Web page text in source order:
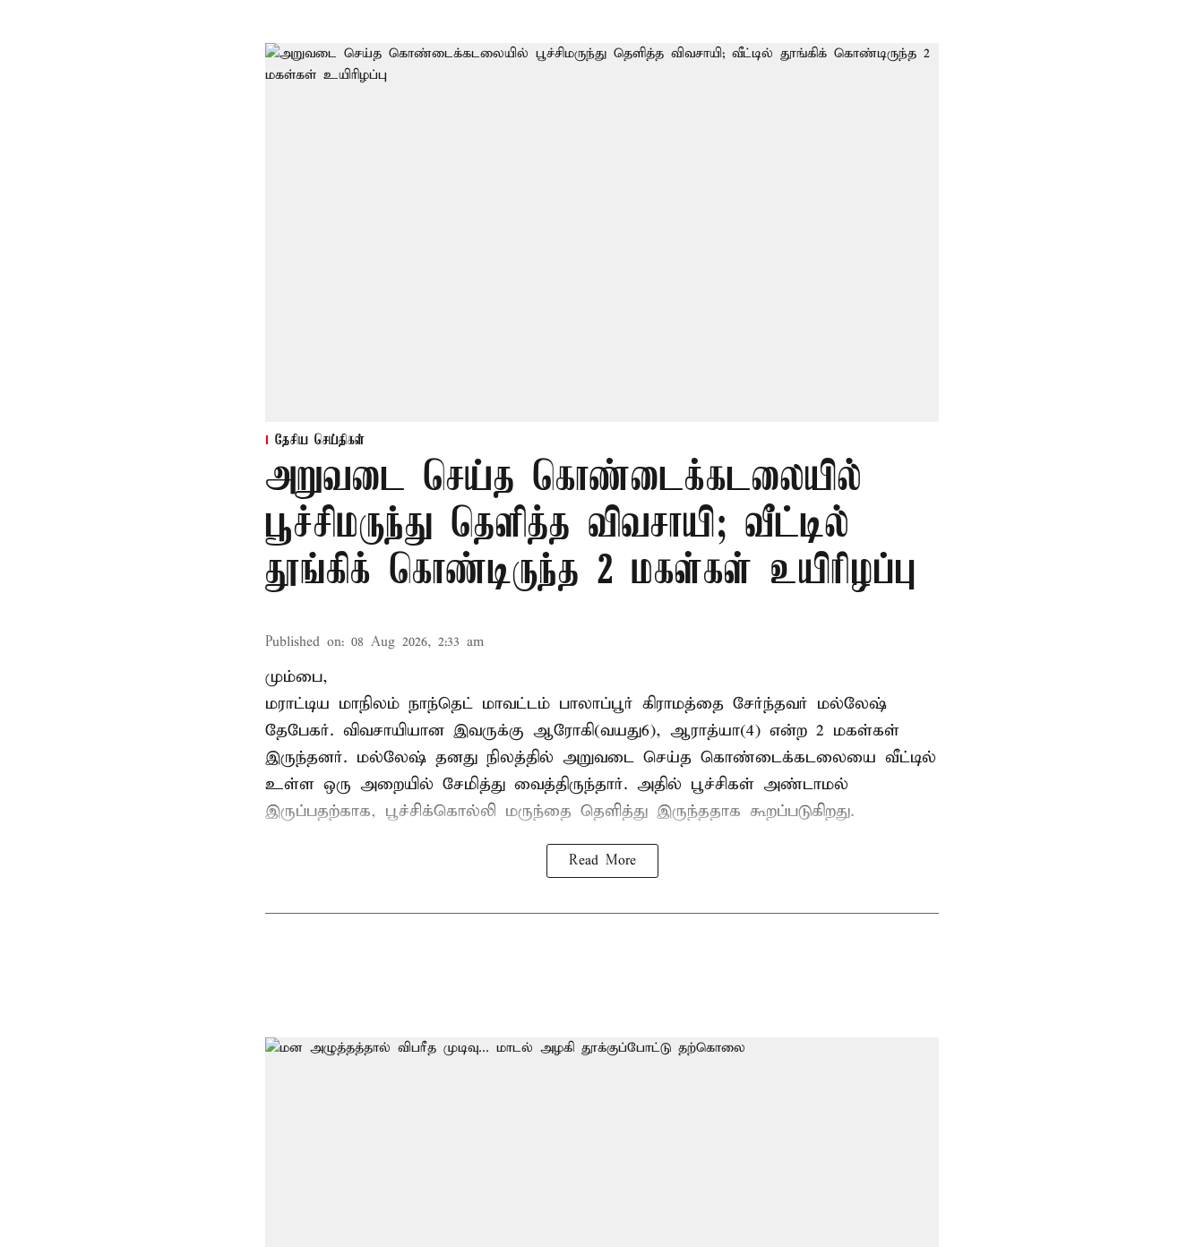
தேசிய செய்திகள்
அறுவடை செய்த கொண்டைக்கடலையில்
பூச்சிமருந்து தெளித்த விவசாயி; வீட்டில்
தூங்கிக் கொண்டிருந்த 2 மகள்கள் உயிரிழப்பு
Published on: 08 Aug 2026, 2:33 am
மும்பை,
மராட்டிய மாநிலம் நாந்தெட் மாவட்டம் பாலாப்பூர் கிராமத்தை சேர்ந்தவர் மல்லேஷ்
தேபேகர். விவசாயியான இவருக்கு ஆரோகி(வயது6), ஆராத்யா(4) என்ற 2 மகள்கள்
இருந்தனர். மல்லேஷ் தனது நிலத்தில் அறுவடை செய்த கொண்டைக்கடலையை வீட்டில்
உள்ள ஒரு அறையில் சேமித்து வைத்திருந்தார். அதில் பூச்சிகள் அண்டாமல்
இருப்பதற்காக, பூச்சிக்கொல்லி மருந்தை தெளித்து இருந்ததாக கூறப்படுகிறது.
Read More